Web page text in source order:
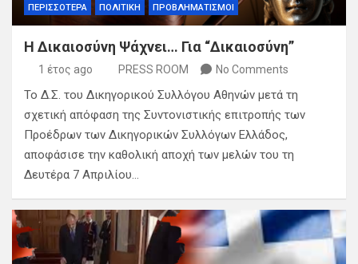
ΠΕΡΙΣΣΟΤΕΡΑ
ΠΟΛΙΤΙΚΗ ΠΡΟΒΛΗΜΑΤΙΣΜΟΙ
Η Δικαιοσύνη Ψάχνει… Για “Δικαιοσύνη”
1 έτος ago PRESS ROOM No Comments
Το Δ.Σ. του Δικηγορικού Συλλόγου Αθηνών μετά τη
σχετική απόφαση της Συντονιστικής επιτροπής των
Προέδρων των Δικηγορικών Συλλόγων Ελλάδος,
αποφάσισε την καθολική αποχή των μελών του τη
Δευτέρα 7 Απριλίου…